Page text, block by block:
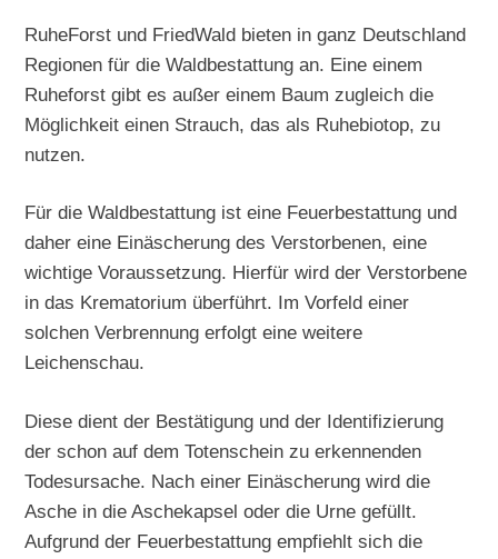
RuheForst und FriedWald bieten in ganz Deutschland
Regionen für die Waldbestattung an. Eine einem
Ruheforst gibt es außer einem Baum zugleich die
Möglichkeit einen Strauch, das als Ruhebiotop, zu
nutzen.
Für die Waldbestattung ist eine Feuerbestattung und
daher eine Einäscherung des Verstorbenen, eine
wichtige Voraussetzung. Hierfür wird der Verstorbene
in das Krematorium überführt. Im Vorfeld einer
solchen Verbrennung erfolgt eine weitere
Leichenschau.
Diese dient der Bestätigung und der Identifizierung
der schon auf dem Totenschein zu erkennenden
Todesursache. Nach einer Einäscherung wird die
Asche in die Aschekapsel oder die Urne gefüllt.
Aufgrund der Feuerbestattung empfiehlt sich die